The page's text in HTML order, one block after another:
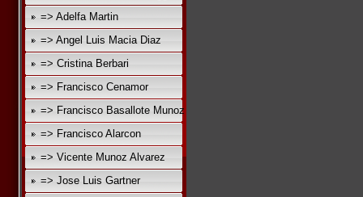
=> Adelfa Martin
=> Angel Luis Macia Diaz
=> Cristina Berbari
=> Francisco Cenamor
=> Francisco Basallote Munoz
=> Francisco Alarcon
=> Vicente Munoz Alvarez
=> Jose Luis Gartner